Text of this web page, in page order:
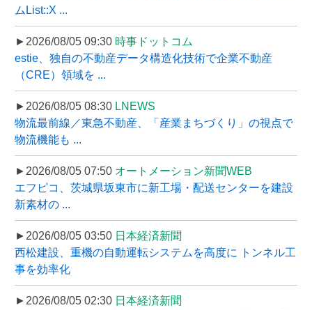
ムList::X ...
►2026/08/05 09:30 時事ドットコム
estie、独自の不動産データ構造化技術で企業不動産
（CRE）領域を ...
►2026/08/05 08:30 LNEWS
物流最前線／東急不動産、「産業まちづくり」の視点で
物流機能も ...
►2026/08/05 07:50 オートメーション新聞WEB
エフピコ、茨城県坂東市に新工場・配送センターを建設
新素材の ...
►2026/08/05 03:50 日本経済新聞
西松建設、重機の自動運転システムを高度に トンネル工
事を効率化
►2026/08/05 02:30 日本経済新聞